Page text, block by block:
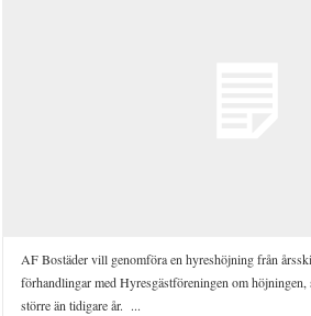
AF Bostäder vill genomföra en hyreshöjning från
förhandlingar med Hyresgästföreningen om
större än tidigare år. ...